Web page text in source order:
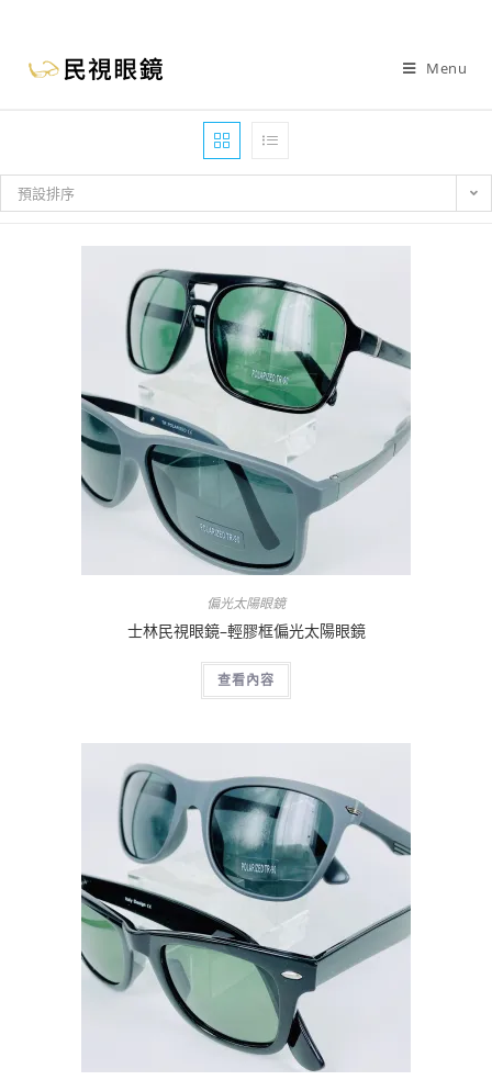
Menu
預設排序
偏光太陽眼鏡
士林民視眼鏡–輕膠框偏光太陽眼鏡
查看內容